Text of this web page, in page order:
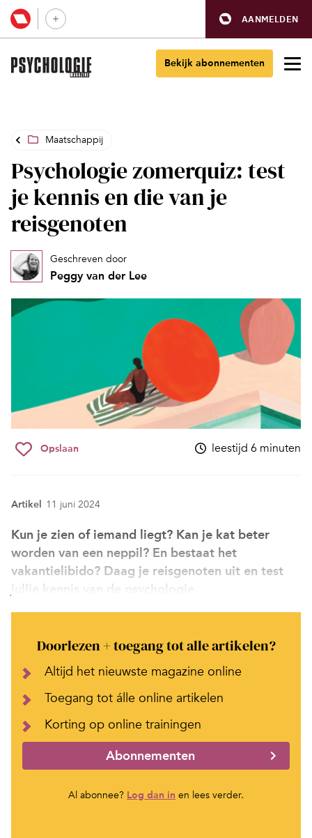
AANMELDEN
Bekijk abonnementen
Maatschappij
Psychologie zomerquiz: test
je kennis en die van je
reisgenoten
Geschreven door
Peggy van der Lee
Opslaan leestijd 6 minuten
Artikel 11 juni 2024
Kun je zien of iemand liegt? Kan je kat beter
worden van een neppil? En bestaat het
vakantielibido? Daag je reisgenoten uit en test
jullie kennis van de psychologie.
Doorlezen + toegang tot alle artikelen?
Altijd het nieuwste magazine online
Toegang tot álle online artikelen
Korting op online trainingen
Abonnementen
Al abonnee? Log dan in en lees verder.